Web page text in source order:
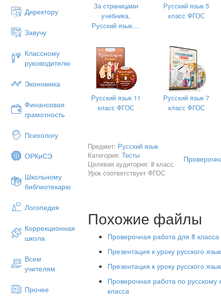
Директору
Завучу
Классному
руководителю
Экономика
Финансовая
грамотность
Психологу
ОРКиСЭ
Школьному
библиотекарю
Логопедия
Коррекционная
школа
Всем
учителям
Прочее
За страницами
учебника.
Русский язык....
Русский язык 5
класс ФГОС
Русский язык 11
класс ФГОС
Русский язык 7
класс ФГОС
Предмет: Русский язык
Категория:Тесты
Целевая аудитория: 8 класс.
Урок соответствует ФГОС
Похожие файлы
Проверочная работа для 8
Презентация к уроку русского
Презентация к уроку русского
Проверочная работа по
класса